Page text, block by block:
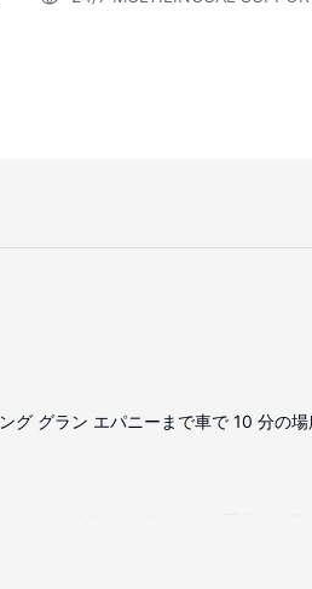
グラン エパニーまで車で 10 分の
デスクチェアをご利用いただけます。